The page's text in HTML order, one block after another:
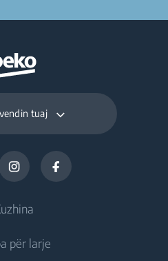
tuaj
Ftohje
për larje